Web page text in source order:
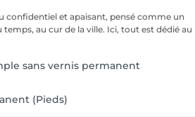
confidentiel et apaisant, pensé comme un
au cur de la ville. Ici, tout est dédié au
sans vernis permanent
(Pieds)